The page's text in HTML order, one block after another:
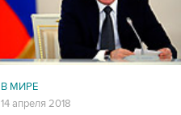
В МИРЕ
14 апреля 2018